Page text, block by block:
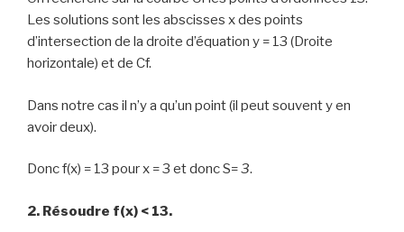
Les solutions sont les abscisses x des points
d’intersection de la droite d’équation y = 13 (Droite
horizontale) et de Cf.
Dans notre cas il n’y a qu’un point (il peut souvent y en
avoir deux).
Donc f(x) = 13 pour x = 3 et donc S=3.
2. Résoudre f(x) < 13.